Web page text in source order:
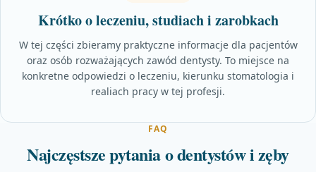
Krótko o leczeniu, studiach i zarobkach
W tej części zbieramy praktyczne informacje dla pacjentów
oraz osób rozważających zawód dentysty. To miejsce na
konkretne odpowiedzi o leczeniu, kierunku stomatologia i
realiach pracy w tej profesji.
FAQ
Najczęstsze pytania o dentystów i zęby